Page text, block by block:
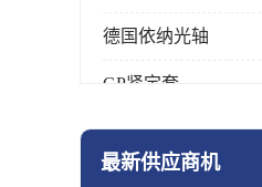
德国依纳光轴
GP紧定套
SKF轴承
最新供应商机